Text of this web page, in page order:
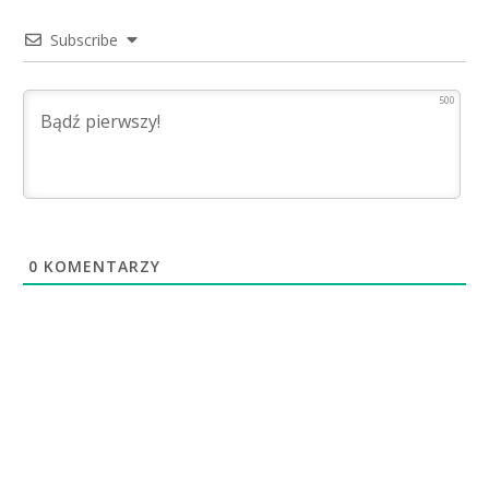
Subscribe
500
0 KOMENTARZY